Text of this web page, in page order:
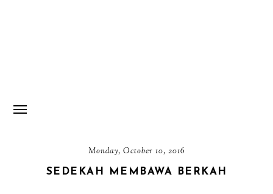
Monday, October 10, 2016
SEDEKAH MEMBAWA BERKAH